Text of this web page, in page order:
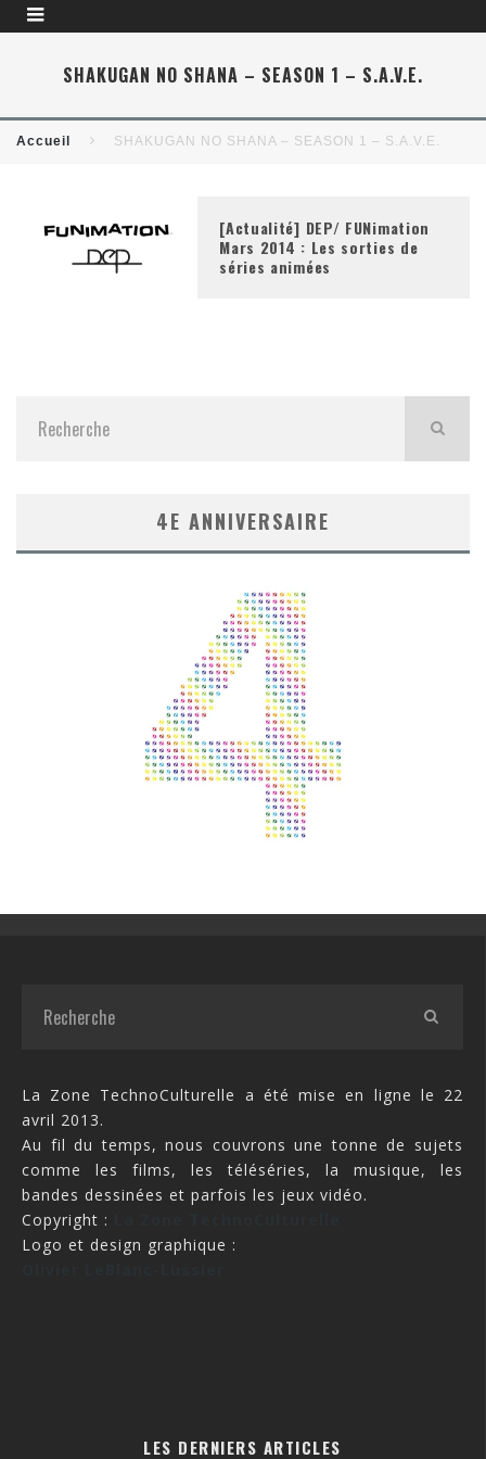
SHAKUGAN NO SHANA – SEASON 1 – S.A.V.E.
Accueil SHAKUGAN NO SHANA – SEASON 1 – S.A.V.E.
[Actualité] DEP/ FUNimation
Mars 2014 : Les sorties de
séries animées
4E ANNIVERSAIRE
La Zone TechnoCulturelle a été mise en ligne le 22
avril 2013.
Au fil du temps, nous couvrons une tonne de sujets
comme les films, les téléséries, la musique, les
bandes dessinées et parfois les jeux vidéo.
Copyright :
Logo et design graphique :
LES DERNIERS ARTICLES